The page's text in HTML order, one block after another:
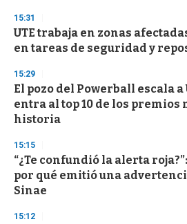
15:31
UTE trabaja en zonas
en tareas de seguridad y
15:29
El pozo del Powerball escala a
entra al top 10 de los premios
historia
15:15
“¿Te confundió la alerta
por qué emitió una
Sinae
15:12